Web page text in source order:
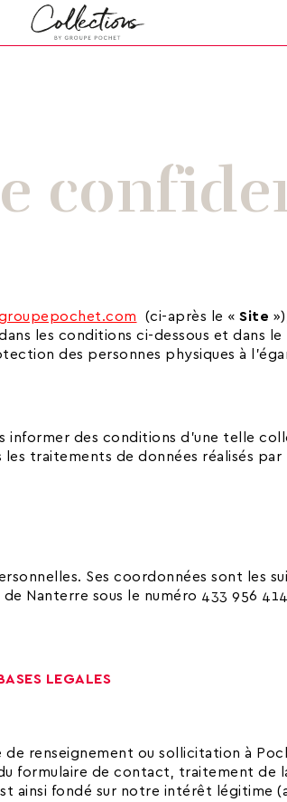
(ci-après le « Site
les conditions ci-dessous et dans
des personnes physiques à
des conditions d’une telle
traitements de données réalisés par
Ses coordonnées sont les
Nanterre sous le numéro 433 956
LEGALES
renseignement ou sollicitation à
formulaire de contact, traitement de
ainsi fondé sur notre intérêt légitime